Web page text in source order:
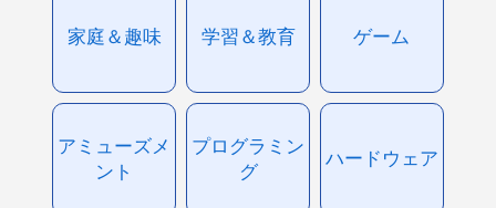
家庭＆趣味 学習＆教育 ゲーム
アミューズメ
ント
プログラミン
グ
ハードウェア